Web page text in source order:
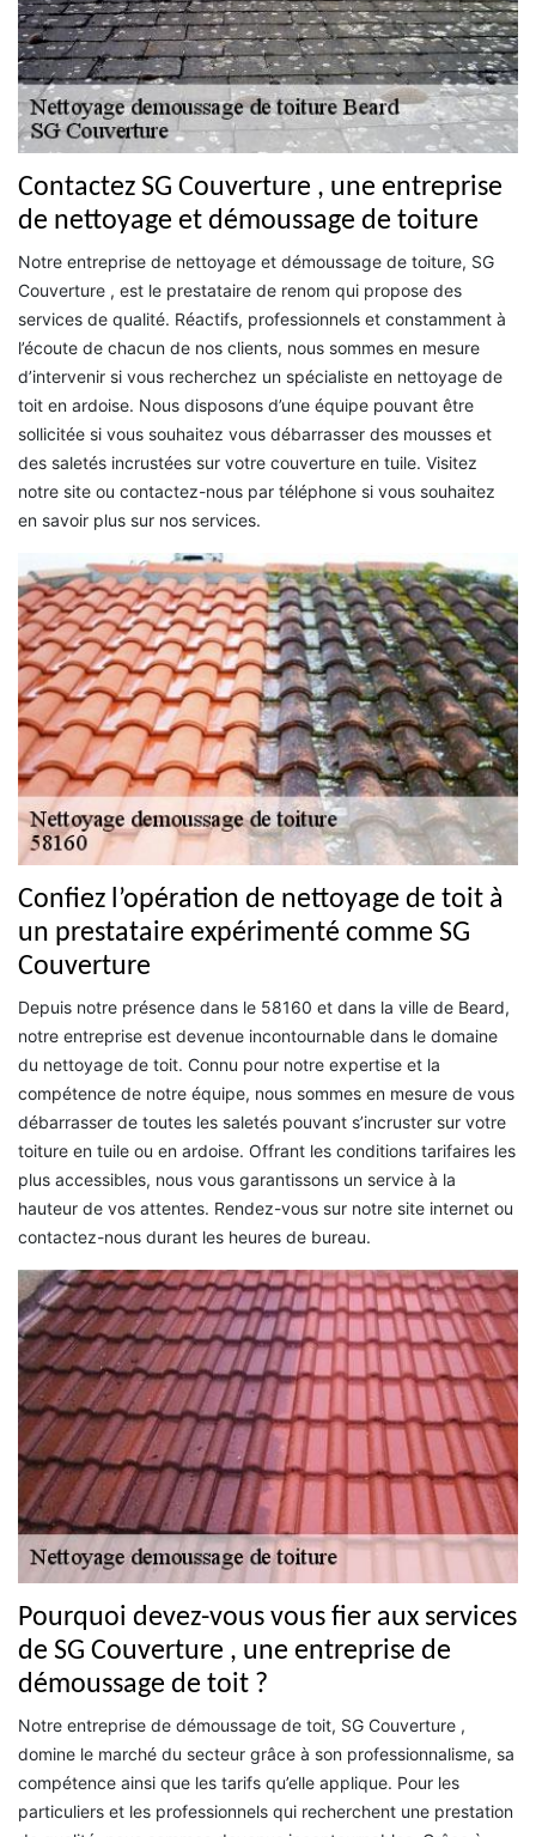
Contactez SG Couverture , une entreprise
de nettoyage et démoussage de toiture
Notre entreprise de nettoyage et démoussage de toiture, SG
Couverture , est le prestataire de renom qui propose des
services de qualité. Réactifs, professionnels et constamment à
l’écoute de chacun de nos clients, nous sommes en mesure
d’intervenir si vous recherchez un spécialiste en nettoyage de
toit en ardoise. Nous disposons d’une équipe pouvant être
sollicitée si vous souhaitez vous débarrasser des mousses et
des saletés incrustées sur votre couverture en tuile. Visitez
notre site ou contactez-nous par téléphone si vous souhaitez
en savoir plus sur nos services.
Confiez l’opération de nettoyage de toit à
un prestataire expérimenté comme SG
Couverture
Depuis notre présence dans le 58160 et dans la ville de Beard,
notre entreprise est devenue incontournable dans le domaine
du nettoyage de toit. Connu pour notre expertise et la
compétence de notre équipe, nous sommes en mesure de vous
débarrasser de toutes les saletés pouvant s’incruster sur votre
toiture en tuile ou en ardoise. Offrant les conditions tarifaires les
plus accessibles, nous vous garantissons un service à la
hauteur de vos attentes. Rendez-vous sur notre site internet ou
contactez-nous durant les heures de bureau.
Pourquoi devez-vous vous fier aux services
de SG Couverture , une entreprise de
démoussage de toit ?
Notre entreprise de démoussage de toit, SG Couverture ,
domine le marché du secteur grâce à son professionnalisme, sa
compétence ainsi que les tarifs qu’elle applique. Pour les
particuliers et les professionnels qui recherchent une prestation